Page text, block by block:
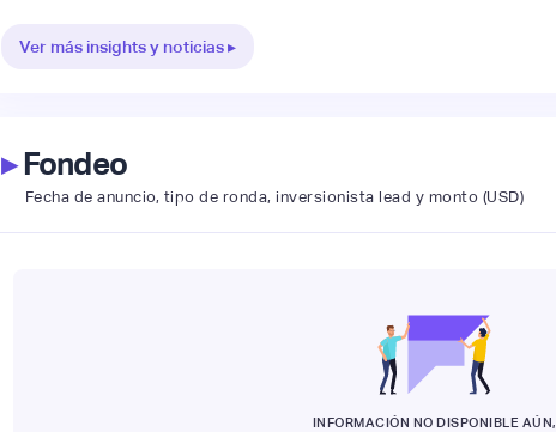
Ver más insights y noticias ▸
▸Fondeo
Fecha de anuncio, tipo de ronda, inversionista lead y monto (USD)
INFORMACIÓN NO DISPONIBLE AÚN,